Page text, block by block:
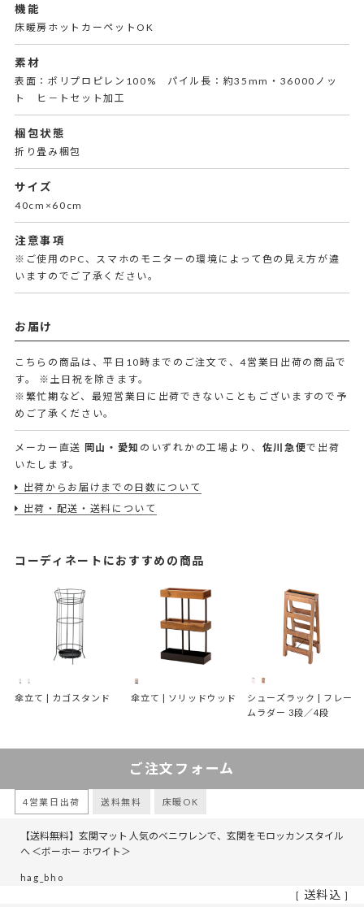
機能
床暖房ホットカーペットOK
素材
表面：ポリプロピレン100% パイル長：約35mm・36000ノッ
ト ヒ－トセット加工
梱包状態
折り畳み梱包
サイズ
40cm×60cm
注意事項
※ご使用のPC、スマホのモニターの環境によって色の見え方が違
いますのでご了承ください。
お届け
こちらの商品は、平日10時までのご注文で、4営業日出荷の商品で
す。
※土日祝を除きます。
※繁忙期など、最短営業日に出荷できないこともございますので予
めご了承ください。
メーカー直送 岡山・愛知 のいずれかの工場より、 佐川急便で出荷
いたします。
出荷からお届けまでの日数について
出荷・配送・送料について
コーディネートにおすすめの商品
傘立て | カゴスタンド 傘立て | ソリッドウッド
シューズラック | フレー
ムラダー 3段／4段
ご注文フォーム
4営業日出荷 送料無料 床暖OK
【送料無料】玄関マット 人気のベニワレンで、玄関をモロッカンスタイル
へ ＜ボーホー ホワイト＞
hag_bho
送料込